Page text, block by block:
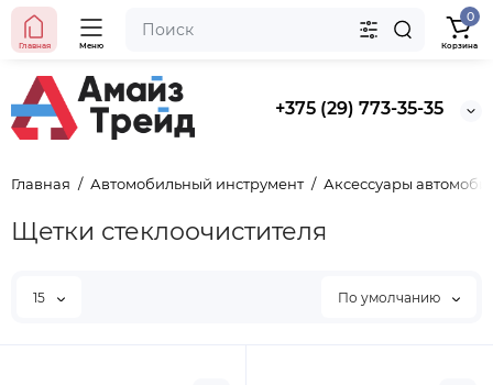
+375 (29) 773-35-35
Главная Меню
0
Корзина
Главная Автомобильный инструмент Аксессуары
Щетки стеклоочистителя
15 По умолчанию